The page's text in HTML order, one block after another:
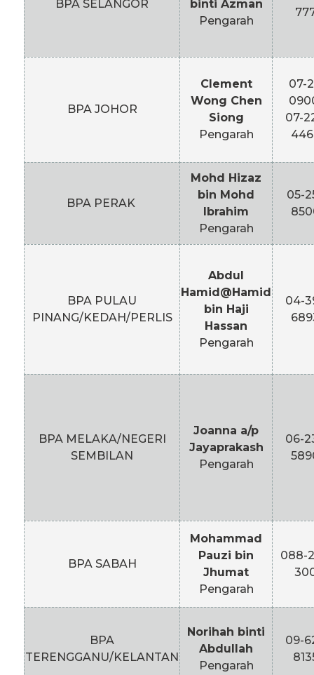
BPA SELANGOR
binti Azman
Pengarah
BPA JOHOR
Clement
Wong Chen
Siong
Pengarah
07-
07-
BPA PERAK
Mohd Hizaz
bin Mohd
Ibrahim
Pengarah
05-
BPA PULAU
PINANG/KEDAH/PERLIS
Abdul
Hamid@Hamid
bin Haji
Hassan
Pengarah
04-
BPA MELAKA/NEGERI
SEMBILAN
Joanna a/p
Jayaprakash
Pengarah
06-
BPA SABAH
Mohammad
Pauzi bin
Jhumat
Pengarah
088-
BPA
TERENGGANU/KELANTAN
Norihah binti
Abdullah
Pengarah
09-